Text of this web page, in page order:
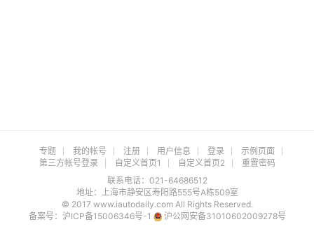
专题 我的帐号 注册 用户信息 登录
示例页面
第三方帐号登录
自定义首页1 自定义首页2
重置密码
联系电话：021-64686512
地址：上海市静安区寿阳路555号A栋509室
© 2017 www.iautodaily.com All Rights Reserved.
备案号： 沪ICP备15006346号-1 沪公网安备31010602009278号